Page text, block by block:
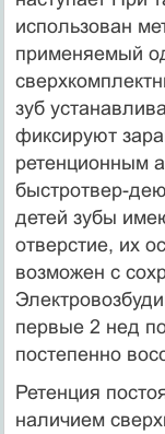
использован
приме­няемый
зуб
фиксируют
ретенционным
быстротвер-
детей зубы
отверстие, их
возможен с
первые 2 нед
постепенно
Ретенция
наличием